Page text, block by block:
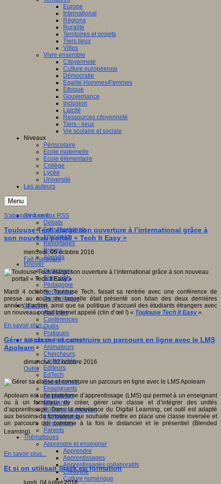
Europe
International
Régions
Ruralité
Territoires et projets
Tiers lieux
Villes
Vivre ensemble
Citoyenneté
Culture européenne
Démocratie
Egalité Hommes/Femmes
Ethique
Gouvernance
Inclusion
Laïcité
Ressources citoyenneté
Tiers - lieux
Vie scolaire et sociale
Niveaux
Périscolaire
Ecole maternelle
Ecole élémentaire
Collège
Lycée
Université
Les auteurs
Menu
S'informer
Débats
Faits marquants
Interviews
Reportages
Brèves
Agenda
Innover
Didactique
Dispositifs
Pédagogie
Recherche
Technologies
Savoir(s)
Analyses
Conférences
Outils
Pratiques
Acteurs de l'éducation
Animateurs
Chercheurs
Collectivités
Editeurs
EdTech
Encadrement
Enseignants
Entreprises
Etudiants
Filières industrielles
Institutionnels
Médiateurs
Parents
Thématiques
Apprendre et enseigner
Apprendre
Apprentissages
Apprentissages collaboratifs
Créativité
Culture numérique
S'abonner à ce flux RSS
Toulouse Tech élargit son ouverture à l’international grâce à
son nouveau portail « Tech It Easy »
mercredi, 05 octobre 2016
Fait marquant
Mardi 4 octobre, Toulouse Tech, faisait sa rentrée avec une conférence de
presse au cours de laquelle était présenté son bilan des deux dernières
années d’action, ainsi que sa politique d’accueil des étudiants étrangers avec
un nouveau portail Internet appelé (clin d’œil !) « Toulouse Tech It Easy ».
En savoir plus...
Gérer sa classe et construire un parcours en ligne avec le LMS
Apolearn
dimanche, 02 octobre 2016
Outils
Apolearn est une platefome d’apprentissage (LMS) qui permet à un enseignant
ou à un formateur de créer, gérer une classe et d’intégrer des unités
d’apprentissage. Dans la mouvance du Digital Learning, cet outil est adapté
aux besoins du formateur qui souhaite mettre en place une classe inversée et
un parcours qui combine à la fois le distanciel et le présentiel (Blended
Learning).
En savoir plus...
Et si on utilisait Slack en formation
lundi, 04 juillet 2016